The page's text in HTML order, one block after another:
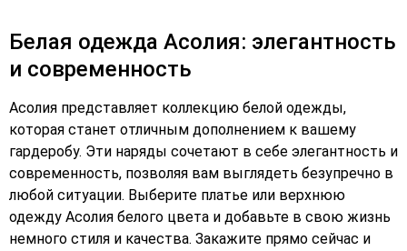
Белая одежда Асолия: элегантность
и современность
Асолия представляет коллекцию белой одежды,
которая станет отличным дополнением к вашему
гардеробу. Эти наряды сочетают в себе элегантность и
современность, позволяя вам выглядеть безупречно в
любой ситуации. Выберите платье или верхнюю
одежду Асолия белого цвета и добавьте в свою жизнь
немного стиля и качества. Закажите прямо сейчас и